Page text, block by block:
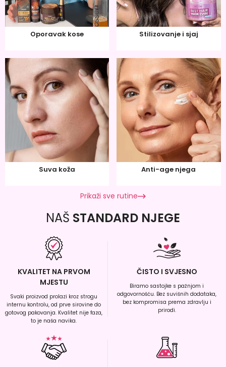
Oporavak kose Stilizovanje i sjaj
Suva koža Anti-age njega
Prikaži sve rutine
NAŠ STANDARD NJEGE
KVALITET NA PRVOM
MJESTU
Svaki proizvod prolazi kroz strogu
internu kontrolu, od prve sirovine do
gotovog pakovanja. Kvalitet nije faza,
to je naša navika.
ČISTO I SVJESNO
Biramo sastojke s pažnjom i
odgovornošću. Bez suvišnih dodataka,
bez kompromisa prema zdravlju i
prirodi.